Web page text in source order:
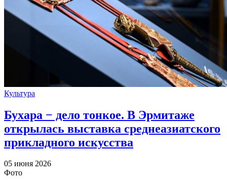
Культура
Бухара − дело тонкое. В Эрмитаже
открылась выставка среднеазиатского
прикладного искусства
05 июня 2026
Фото